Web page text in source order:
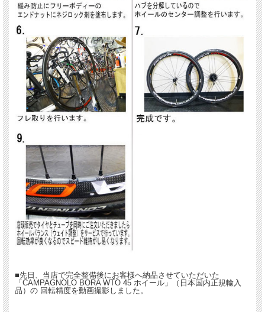
■先日、当店で完全整備後にお客様へ納品させていただいた
「CAMPAGNOLO BORA WTO 45 ホイール」（日本国内正規輸入
品）の 回転精度を動画撮影しました。